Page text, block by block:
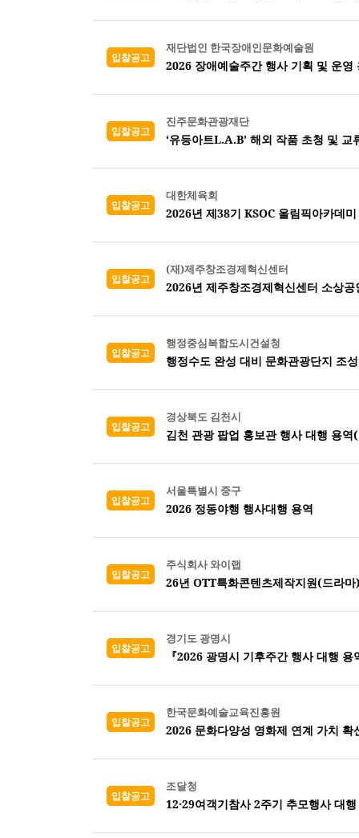
입찰공고
재단법인 한국장애인문화예술원
2026 장애예술주간 행사 기획 및 운영
입찰공고
진주문화관광재단
‘유등아트L.A.B’ 해외 작품 초청 및 교
입찰공고
대한체육회
2026년 제38기 KSOC 올림픽아카데
입찰공고
(재)제주창조경제혁신센터
2026년 제주창조경제혁신센터 소상
입찰공고
행정중심복합도시건설청
행정수도 완성 대비 문화관광단지 조
입찰공고
경상북도 김천시
김천 관광 팝업 홍보관 행사 대행 용
입찰공고
서울특별시 중구
2026 정동야행 행사대행 용역
입찰공고
주식회사 와이랩
26년 OTT특화콘텐츠제작지원(드라
입찰공고
경기도 광명시
『2026 광명시 기후주간 행사 대행
입찰공고
한국문화예술교육진흥원
2026 문화다양성 영화제 연계 가치 확
입찰공고
조달청
12·29여객기참사 2주기 추모행사 대